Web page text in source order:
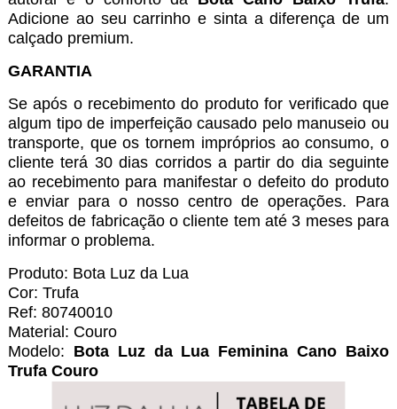
Adicione ao seu carrinho e sinta a diferença de um
calçado premium.
GARANTIA
Se após o recebimento do produto for verificado que
algum tipo de imperfeição causado pelo manuseio ou
transporte, que os tornem impróprios ao consumo, o
cliente terá 30 dias corridos a partir do dia seguinte
ao recebimento para manifestar o defeito do produto
e enviar para o nosso centro de operações. Para
defeitos de fabricação o cliente tem até 3 meses para
informar o problema.
Produto: Bota Luz da Lua
Cor: Trufa
Ref: 80740010
Material: Couro
Modelo: Bota Luz da Lua Feminina Cano Baixo
Trufa Couro